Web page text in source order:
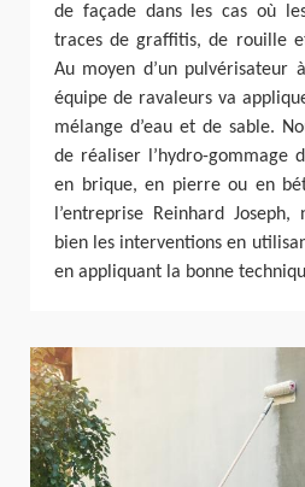
de façade dans les cas où
traces de graffitis, de rouille
Au moyen d’un pulvérisateur
équipe de ravaleurs va
mélange d’eau et de sable.
de réaliser l’hydro-gommage
en brique, en pierre ou en
l’entreprise Reinhard
bien les interventions en
en appliquant la bonne